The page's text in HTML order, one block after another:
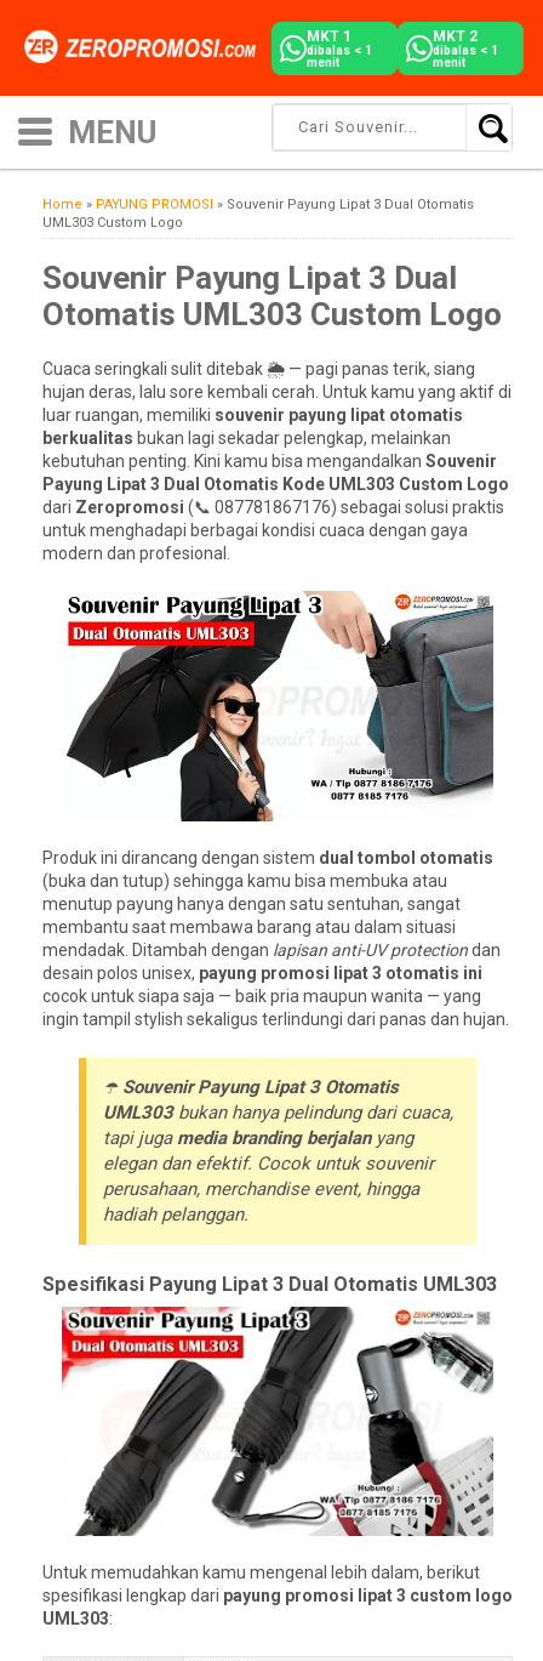
MKT 1
dibalas < 1
menit
MKT 2
dibalas < 1
menit
Home » PAYUNG PROMOSI » Souvenir Payung Lipat 3 Dual Otomatis
UML303 Custom Logo
Souvenir Payung Lipat 3 Dual
Otomatis UML303 Custom Logo
Cuaca seringkali sulit ditebak 🌦️ — pagi panas terik, siang
hujan deras, lalu sore kembali cerah. Untuk kamu yang aktif di
luar ruangan, memiliki souvenir payung lipat otomatis
berkualitas bukan lagi sekadar pelengkap, melainkan
kebutuhan penting. Kini kamu bisa mengandalkan Souvenir
Payung Lipat 3 Dual Otomatis Kode UML303 Custom Logo
dari Zeropromosi (📞 087781867176) sebagai solusi praktis
untuk menghadapi berbagai kondisi cuaca dengan gaya
modern dan profesional.
Produk ini dirancang dengan sistem dual tombol otomatis
(buka dan tutup) sehingga kamu bisa membuka atau
menutup payung hanya dengan satu sentuhan, sangat
membantu saat membawa barang atau dalam situasi
mendadak. Ditambah dengan lapisan anti-UV protectiondan
desain polos unisex, payung promosi lipat 3 otomatis ini
cocok untuk siapa saja — baik pria maupun wanita — yang
ingin tampil stylish sekaligus terlindungi dari panas dan hujan.
☂️ Souvenir Payung Lipat 3 Otomatis
UML303bukan hanya pelindung dari cuaca,
tapi juga media branding berjalanyang
elegan dan efektif. Cocok untuk souvenir
perusahaan, merchandise event, hingga
hadiah pelanggan.
Spesifikasi Payung Lipat 3 Dual Otomatis UML303
Untuk memudahkan kamu mengenal lebih dalam, berikut
spesifikasi lengkap dari payung promosi lipat 3 custom logo
UML303: